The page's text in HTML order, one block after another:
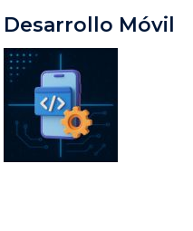
Desarrollo Móvil